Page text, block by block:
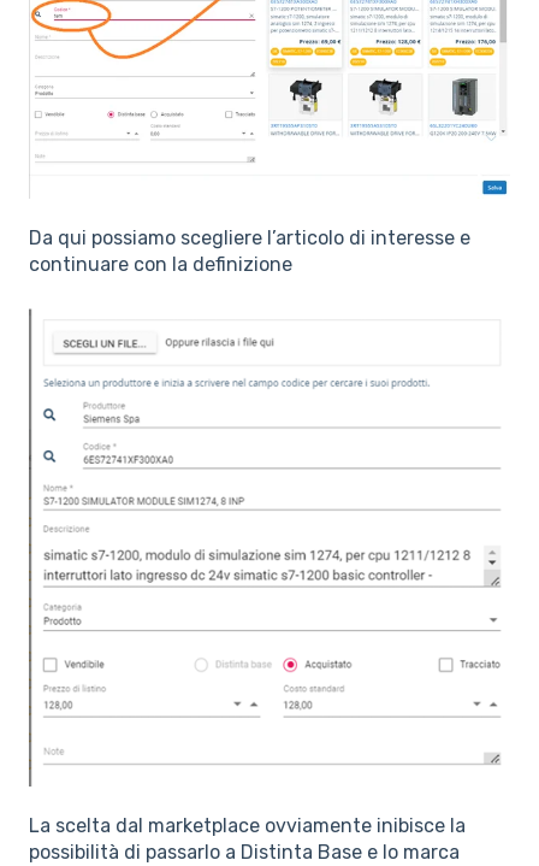
Da qui possiamo scegliere l’articolo di interesse e
continuare con la definizione
La scelta dal marketplace ovviamente inibisce la
possibilità di passarlo a Distinta Base e lo marca